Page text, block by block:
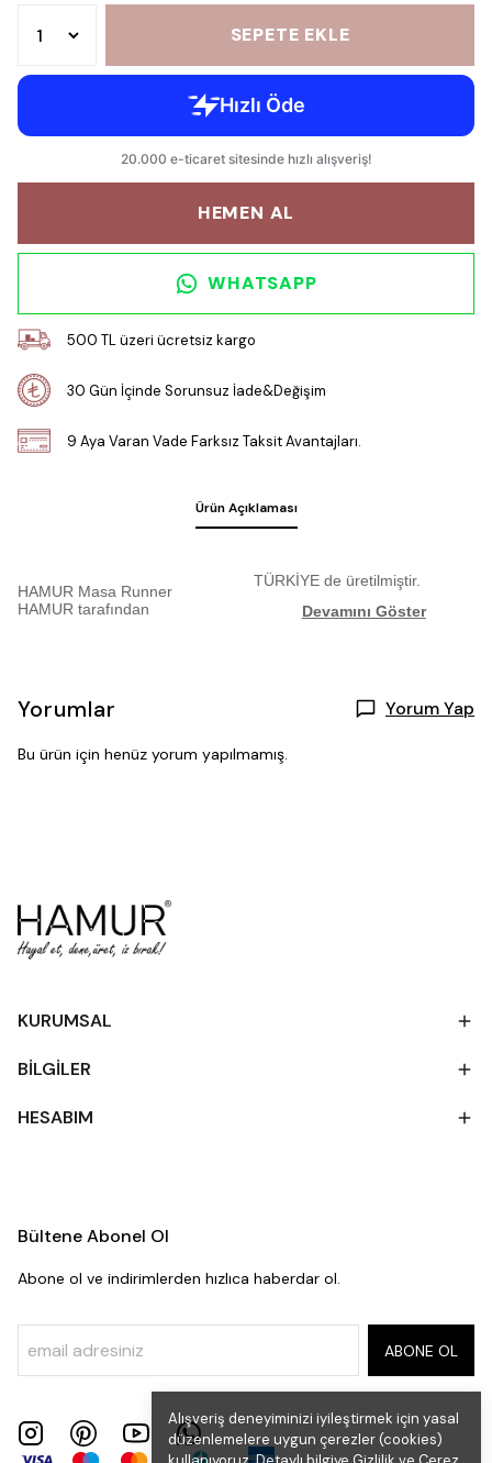
Alışveriş deneyiminizi iyileştirmek için yasal
düzenlemelere uygun çerezler (cookies)
SEPETE EKLE
HEMEN AL
WHATSAPP
500 TL üzeri ücretsiz kargo
30 Gün İçinde Sorunsuz İade&Değişim
9 Aya Varan Vade Farksız Taksit Avantajları.
Ürün Açıklaması
HAMUR Masa Runner
HAMUR tarafından
TÜRKİYE de üretilmiştir.
Devamını Göster
Yorumlar Yorum Yap
Bu ürün için henüz yorum yapılmamış.
KURUMSAL
BİLGİLER
HESABIM
Bültene Abonel Ol
Abone ol ve indirimlerden hızlıca haberdar ol.
ABONE OL